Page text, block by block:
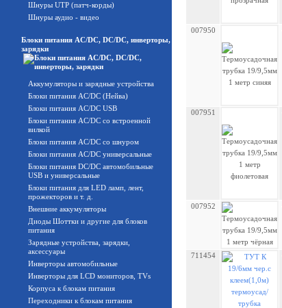
Шнуры UTP (патч-корды)
Шнуры аудио - видео
Блоки питания AC/DC, DC/DC, инверторы,
зарядки
Аккумуляторы и зарядные устройства
Блоки питания AC/DC (Нейва)
Блоки питания AC/DC USB
Блоки питания AC/DC со встроенной
вилкой
Блоки питания AC/DC со шнуром
Блоки питания AC/DC универсальные
Блоки питания DC/DC автомобильные
USB и универсальные
Блоки питания для LED ламп, лент,
прожекторов и т. д.
Внешние аккумуляторы
Диоды Шоттки и другие для блоков
питания
Зарядные устройства, зарядки,
аксессуары
Инверторы автомобильные
Инверторы для LCD мониторов, TVs
Корпуса к блокам питания
Переходники к блокам питания
007950
007951
007952
711454